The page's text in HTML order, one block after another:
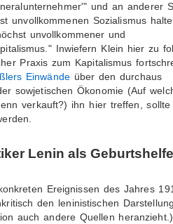
und an anderer
unvollkommenen Sozialismus
unvollkommener und
Inwiefern Klein hier zu
Praxis zum Kapitalismus
Einwändeüber den durchaus
sowjetischen Ökonomie (Auf
verkauft?) ihn hier treffen, sollte
Lenin als
Ereignissen des Jahres
den leninistischen
auch andere Quellen